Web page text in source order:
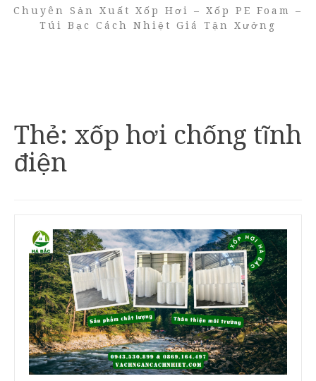
Chuyên Sản Xuất Xốp Hơi – Xốp PE Foam –
Túi Bạc Cách Nhiệt Giá Tận Xưởng
Thẻ: xốp hơi chống tĩnh
điện